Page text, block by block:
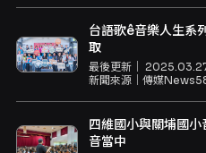
台語歌ê音樂人生系
取
最後更新｜
新聞來源｜ 傳媒
四維國小與關埔國
音當中